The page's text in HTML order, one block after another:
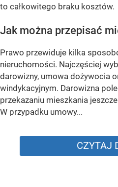
to całkowitego braku kosztów.
Jak można przepisać
Prawo przewiduje kilka
nieruchomości. Najczęściej
darowizny, umowa dożywocia
windykacyjnym. Darowizna
przekazaniu mieszkania
W przypadku umowy...
CZYTAJ